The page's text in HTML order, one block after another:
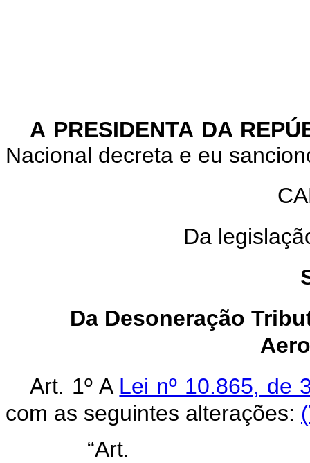
A PRESIDENTA DA
Nacional decreta e eu
Da
Da Desoneração
Art. 1º A Lei nº 10.865, de
com as seguintes alterações: